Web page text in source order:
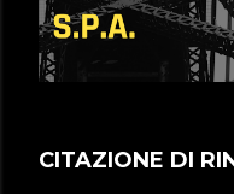
CITAZIONE DI